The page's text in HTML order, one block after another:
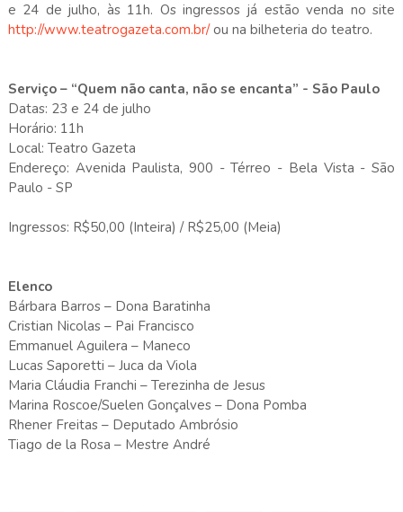
e 24 de julho, às 11h. Os ingressos já estão venda no site
http://www.teatrogazeta.com.br/ou na bilheteria do teatro.
Serviço – “Quem não canta, não se encanta” - São Paulo
Datas: 23 e 24 de julho
Horário: 11h
Local: Teatro Gazeta
Endereço: Avenida Paulista, 900 - Térreo - Bela Vista - São
Paulo - SP
Ingressos: R$50,00 (Inteira) / R$25,00 (Meia)
Elenco
Bárbara Barros – Dona Baratinha
Cristian Nicolas – Pai Francisco
Emmanuel Aguilera – Maneco
Lucas Saporetti – Juca da Viola
Maria Cláudia Franchi – Terezinha de Jesus
Marina Roscoe/Suelen Gonçalves – Dona Pomba
Rhener Freitas – Deputado Ambrósio
Tiago de la Rosa – Mestre André